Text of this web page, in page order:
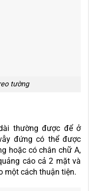
tường
thường được để ở
đứng có thể được
hoặc có chân chữ A,
cáo cả 2 mặt và
một cách thuận tiện.